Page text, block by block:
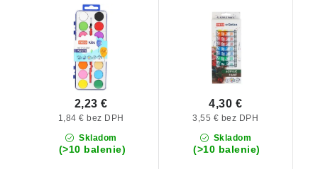
Skladom
(>10 balenie)
1,84 € bez DPH
2,23 €
Skladom
(>10 balenie)
3,55 € bez DPH
4,30 €